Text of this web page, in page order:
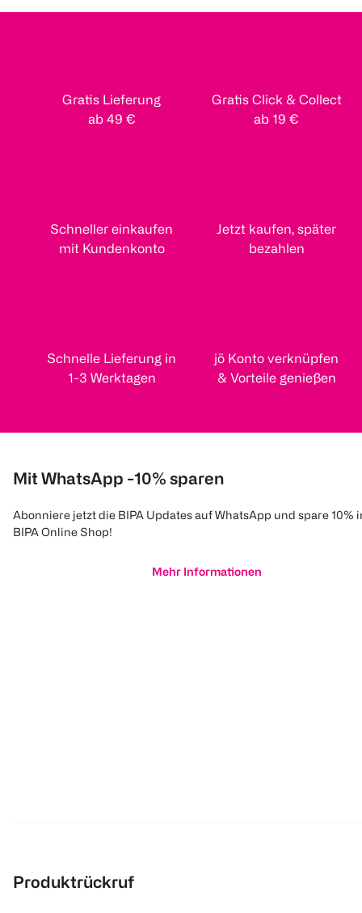
Gratis Lieferung
ab 49 €
Gratis Click & Collect
ab 19 €
Schneller einkaufen
mit Kundenkonto
Jetzt kaufen, später
bezahlen
Schnelle Lieferung in
1-3 Werktagen
jö Konto verknüpfen
& Vorteile genießen
Mit WhatsApp -10% sparen
Abonniere jetzt die BIPA Updates auf WhatsApp und spare 10%
BIPA Online Shop!
Mehr Informationen
Produktrückruf